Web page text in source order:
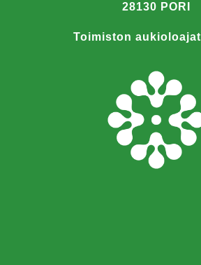
28130 PORI
Toimiston aukioloajat